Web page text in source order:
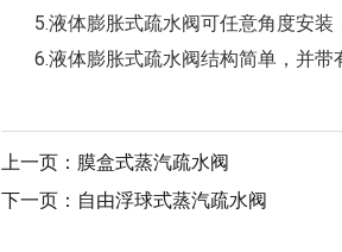
5.液体膨胀式疏水阀可任意角度安装
6.液体膨胀式疏水阀结构简单，并带
上一页：膜盒式蒸汽疏水阀
下一页：自由浮球式蒸汽疏水阀